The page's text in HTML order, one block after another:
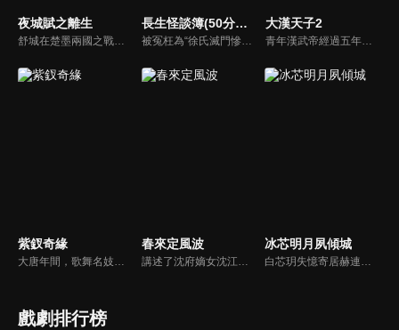
夜城賦之離生
舒城在楚墨兩國之戰中落敗，並成為了墨國五皇女莫茴的魂器。失去自我意識的舒城跟隨姐姐莫茹回到墨國，面對失而復得的妹妹，莫茹欣喜又憂慮。為了保護親人和國家她棄醫從戎，甚至為了保護莫茴不惜被砍掉一條手臂，然而這一切都阻擋不了局勢的動盪不安...
長生怪談簿(50分鐘版)
被冤枉為“徐氏滅門慘案”兇手的主人公在多年後深陷倖存者的複仇圈套，成功說服其共同對抗真兇，並找出真相的故事。整個故事發生在一個荒山客棧，眾人鬥智斗勇，一步步揭開每個人的秘密，還原案件本來面目。
大漢天子2
青年漢武帝經過五年執政，平息後宮勢力、抗拒外患入侵、粉碎政變陰謀，坐穩了皇帝寶座，正是開展雄才大略之時。能臣汲黯受到賞識，並引薦另一位奇才主父偃，漢武帝視其張固再世，委以重任。國力強盛使漢武帝屢屢北伐外族，只是規模巨大的戰爭使漢室逐漸捉襟見肘，諸侯勢力蠢蠢欲動。
紫釵奇緣
大唐年間，歌舞名妓霍小玉、風流俠客納蘭東、書香才子李益和巾幗紅顏盧靖瀾為首的風騷人物，彼此錯綜複雜的命運與感情糾葛。一場指腹為婚的誤會，造成浪漫卻無果的錯點鴛鴦，他們在階級差異與強權壓迫中勇於追求真愛，在宮廷權謀與世俗現實的拉扯中身不由己地被推向命運的叉路...
春來定風波
講述了沈府嫡女沈江離至純至善，成婚夜被設計與二少主陸景明有夫妻之實，還遭陷害禁足祠堂。分娩遇難被救後兒子焱焱卻有頑疾，藥只有陸家有，沈江離為救子重回陸府。她打臉刁難者，揭開當年被陷害的陰謀，也解開與陸景明的誤會，焱焱則神助攻兩人破鏡重圓。
冰芯明月夙傾城
白芯玥失憶寄居赫連府，與赫連夙在查探身世的過程中糾纏不清，彼此間情愫暗生。然而，藍羽軍的謎團、玄璃珠的秘密、以及潛伏在暗處的千機閣，讓他們步步驚心。白芯玥曾經的青梅竹馬沈瀾熠，如今卻是隱藏黑暗勢力的操控者，在愛與仇恨間掙扎。赫連夙和白芯玥能否衝破重重阻礙，找回真相？
戲劇排行榜